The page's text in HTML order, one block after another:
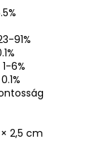
91%
6%
2,5 cm